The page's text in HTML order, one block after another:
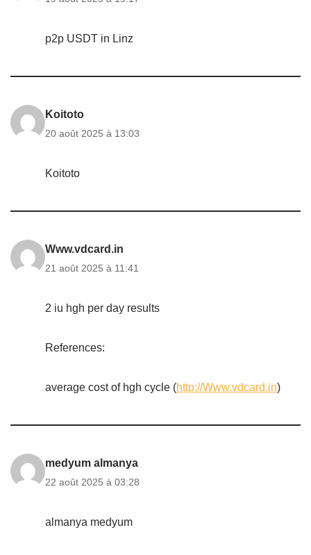
p2p USDT in Linz
Koitoto
20 août 2025 à 13:03
Koitoto
Www.vdcard.in
21 août 2025 à 11:41
2 iu hgh per day results
References:
average cost of hgh cycle (http://Www.vdcard.in)
medyum almanya
22 août 2025 à 03:28
almanya medyum